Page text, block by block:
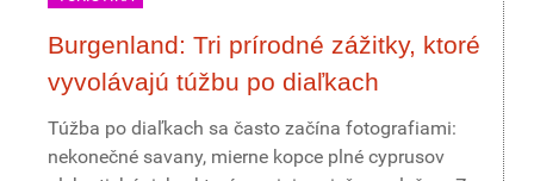
Burgenland: Tri prírodné zážitky, ktoré
vyvolávajú túžbu po diaľkach
Túžba po diaľkach sa často začína fotografiami:
nekonečné savany, mierne kopce plné cyprusov